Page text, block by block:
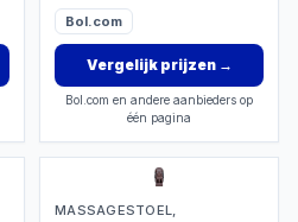
Bol.com
Vergelijk prijzen→
Bol.com en andere aanbieders op
één pagina
MASSAGESTOEL,